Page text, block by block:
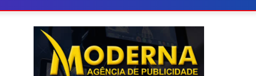
por
Lateral